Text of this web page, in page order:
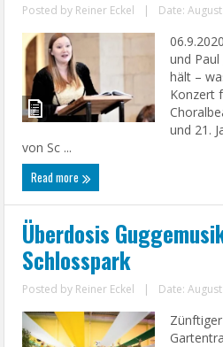
Posted by Reiner Eckel | Date:
und
hält –
Konzert
und 21.
von Sc ...
Read more
Überdosis
Schlosspark
Posted by Reiner Eckel | Date: